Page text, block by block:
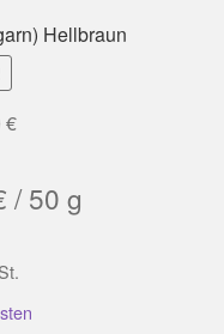
Hellbraun
€Aktueller
1,50 €.
/50 g